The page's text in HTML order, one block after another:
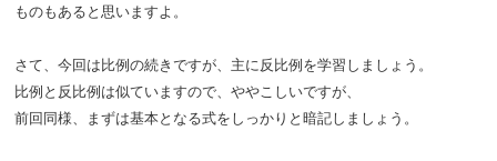
ものもあると思いますよ。
さて、今回は比例の続きですが、主に反比例を学習しましょう。
比例と反比例は似ていますので、ややこしいですが、
前回同様、まずは基本となる式をしっかりと暗記しましょう。